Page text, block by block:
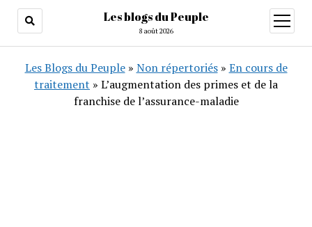
Les blogs du Peuple
8 août 2026
ouvrir
menu
Les Blogs du Peuple» Non répertoriés» En cours de
traitement » L’augmentation des primes et de la
franchise de l’assurance-maladie